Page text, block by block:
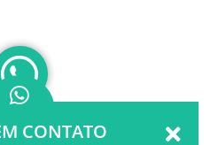
CONTATO